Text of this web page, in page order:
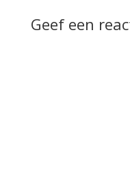
Geef een